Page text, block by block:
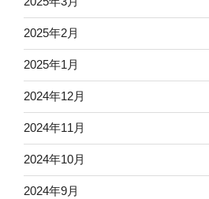
2025年2月
2025年1月
2024年12月
2024年11月
2024年10月
2024年9月